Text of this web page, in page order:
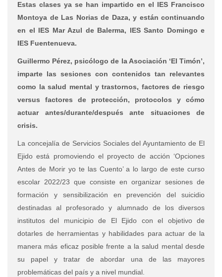
Estas clases ya se han impartido en el IES Francisco
Montoya de Las Norias de Daza, y están continuando
en el IES Mar Azul de Balerma, IES Santo Domingo e
IES Fuentenueva.
Guillermo Pérez, psicólogo de la Asociación ‘El Timón’,
imparte las sesiones con contenidos tan relevantes
como la salud mental y trastornos, factores de riesgo
versus factores de protección, protocolos y cómo
actuar antes/durante/después ante situaciones de
crisis.
La concejalía de Servicios Sociales del Ayuntamiento de El
Ejido está promoviendo el proyecto de acción ‘Opciones
Antes de Morir yo te las Cuento’ a lo largo de este curso
escolar 2022/23 que consiste en organizar sesiones de
formación y sensibilización en prevención del suicidio
destinadas al profesorado y alumnado de los diversos
institutos del municipio de El Ejido con el objetivo de
dotarles de herramientas y habilidades para actuar de la
manera más eficaz posible frente a la salud mental desde
su papel y tratar de abordar una de las mayores
problemáticas del país y a nivel mundial.